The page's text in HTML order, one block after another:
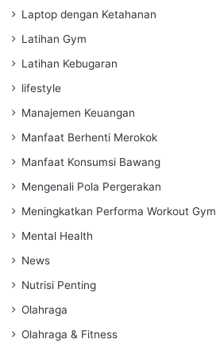
Laptop dengan Ketahanan
Latihan Gym
Latihan Kebugaran
lifestyle
Manajemen Keuangan
Manfaat Berhenti Merokok
Manfaat Konsumsi Bawang
Mengenali Pola Pergerakan
Meningkatkan Performa Workout Gym
Mental Health
News
Nutrisi Penting
Olahraga
Olahraga & Fitness